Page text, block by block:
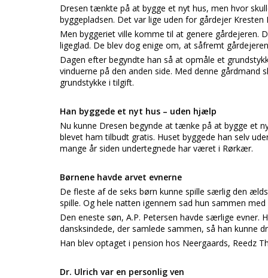
Dresen tænkte på at bygge et nyt hus, men hvor
byggepladsen. Det var lige uden for gårdejer
Men byggeriet ville komme til at genere gårdejeren.
ligeglad. De blev dog enige om, at såfremt
Dagen efter begyndte han så at opmåle et
vinduerne på den anden side. Med denne gårdmand
grundstykke i tilgift.
Han byggede et nyt hus – uden hjælp
Nu kunne Dresen begynde at tænke på at bygge et
blevet ham tilbudt gratis. Huset byggede han selv
mange år siden undertegnede har været i Rørkær.
Børnene havde arvet evnerne
De fleste af de seks børn kunne spille særlig den
spille. Og hele natten igennem sad hun sammen
Den eneste søn, A.P. Petersen havde særlige evner.
dansksindede, der samlede sammen, så han kunne
Han blev optaget i pension hos Neergaards, Reedz
Dr. Ulrich var en personlig ven